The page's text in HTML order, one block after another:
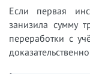
Если первая
занизила сумму
переработки с